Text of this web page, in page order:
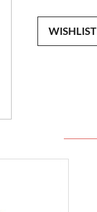
WISHLIST